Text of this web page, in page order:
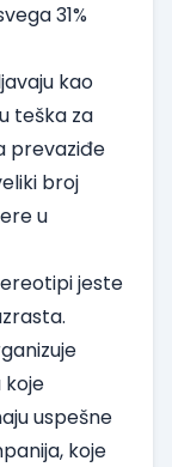
31%
kao
teška za
prevaziđe
broj
u
jeste
koje
uspešne
koje